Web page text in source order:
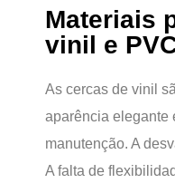
Materiais
vinil e
As cercas de vinil
aparência elegante
manutenção. A
A falta de